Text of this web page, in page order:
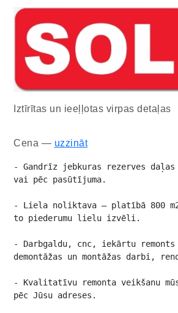
Iztīrītas un ieeļļotas virpas detaļas
Cena — uzzināt
- Gandrīz jebkuras rezerves
vai pēc pasūtījuma.
- Liela noliktava – platībā 800
to piederumu lielu izvēli.
- Darbgaldu, cnc, iekārtu
demontāžas un montāžas darbi,
- Kvalitatīvu remonta veikšanu
pēc Jūsu adreses.